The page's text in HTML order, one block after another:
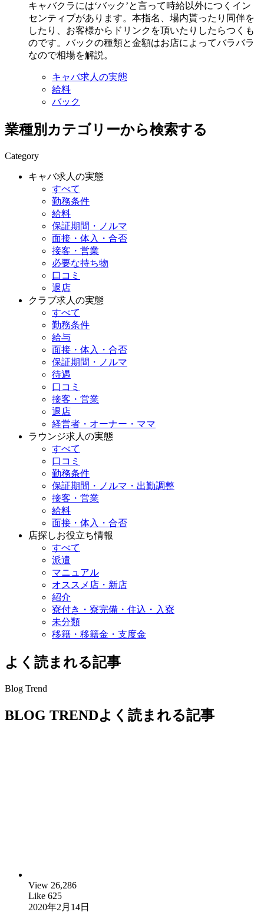
キャバクラには‘バック’と言って時給以外につくイン
センティブがあります。本指名、場内貰ったり同伴を
したり、お客様からドリンクを頂いたりしたらつくも
のです。バックの種類と金額はお店によってバラバラ
なので相場を解説。
キャバ求人の実態
給料
バック
業種別カテゴリーから検索する
Category
キャバ求人の実態
すべて
勤務条件
給料
保証期間・ノルマ
面接・体入・合否
接客・営業
必要な持ち物
口コミ
退店
クラブ求人の実態
すべて
勤務条件
給与
面接・体入・合否
保証期間・ノルマ
待遇
口コミ
接客・営業
退店
経営者・オーナー・ママ
ラウンジ求人の実態
すべて
口コミ
勤務条件
保証期間・ノルマ・出勤調整
接客・営業
給料
面接・体入・合否
店探しお役立ち情報
すべて
派遣
マニュアル
オススメ店・新店
紹介
寮付き・寮完備・住込・入寮
未分類
移籍・移籍金・支度金
よく読まれる記事
Blog Trend
BLOG TRENDよく読まれる記事
View 26,286
Like 625
2020年2月14日